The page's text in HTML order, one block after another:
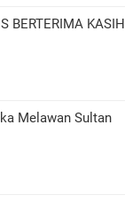
BERTERIMA KASIH
Melawan Sultan